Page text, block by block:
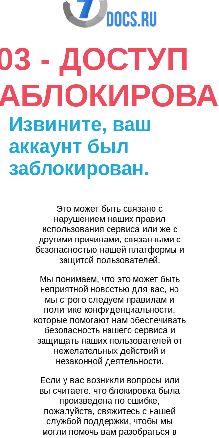
- ДОСТУП
Извините, ваш
аккаунт был
заблокирован.
Это может быть связано с
нарушением наших правил
использования сервиса или же с
другими причинами, связанными с
безопасностью нашей платформы и
защитой пользователей.
Мы понимаем, что это может быть
неприятной новостью для вас, но
мы строго следуем правилам и
политике конфиденциальности,
которые помогают нам обеспечивать
безопасность нашего сервиса и
защищать наших пользователей от
нежелательных действий и
незаконной деятельности.
Если у вас возникли вопросы или
вы считаете, что блокировка была
произведена по ошибке,
пожалуйста, свяжитесь с нашей
службой поддержки, чтобы мы
могли помочь вам разобраться в